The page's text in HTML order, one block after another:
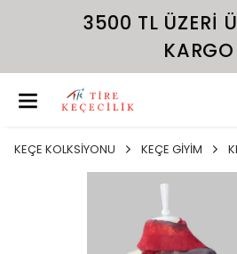
3500 TL ÜZERI
KARGO
KEÇE KOLKSİYONU KEÇE GİYİM